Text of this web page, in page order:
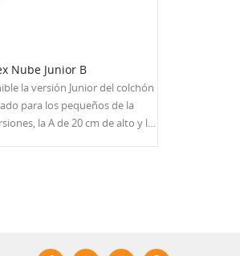
Nube Junior B
la versión Junior del colchón
para los pequeños de la
la A de 20 cm de alto y la
el Nube Junior Visco B .